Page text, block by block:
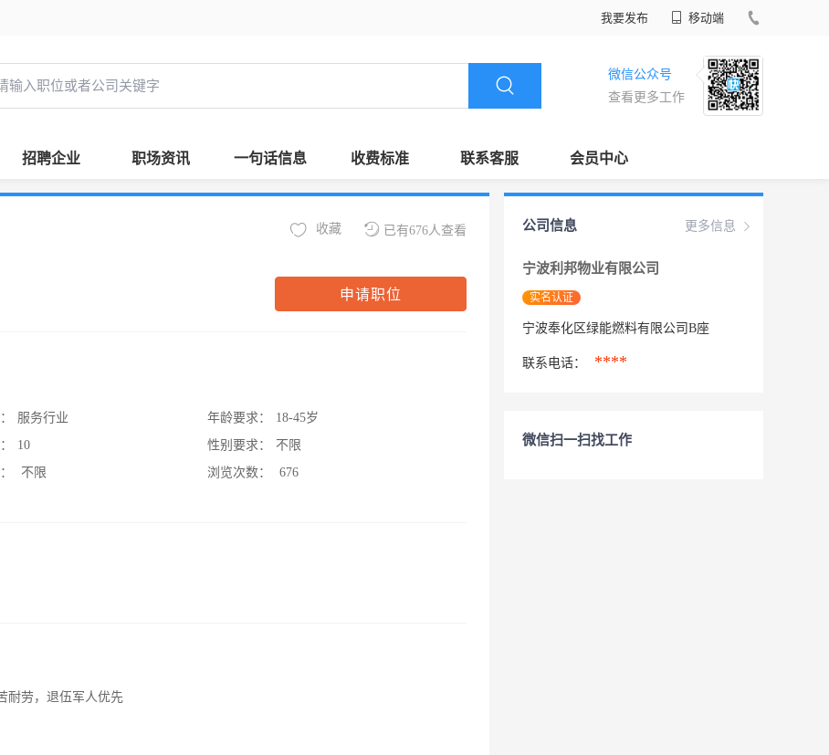
我要发布 移动端
微信公众号
查看更多工作
招聘企业 职场资讯 一句话信息 收费标准 联系客服 会员中心
已有676人查看
收藏
申请职位
服务行业
10
不限
年龄要求：
18-45岁
性别要求：
不限
浏览次数：
676
耐劳，退伍军人优先
更多信息
公司信息
宁波利邦物业有限公司
实名认证
宁波奉化区绿能燃料有限公司B座
联系电话： ****
微信扫一扫找工作